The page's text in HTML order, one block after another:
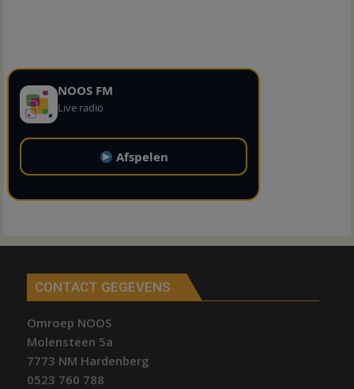
NOOS FM
Live radio
Afspelen
CONTACT GEGEVENS
Omroep NOOS
Molensteen 5a
7773 NM Hardenberg
0523 760 788